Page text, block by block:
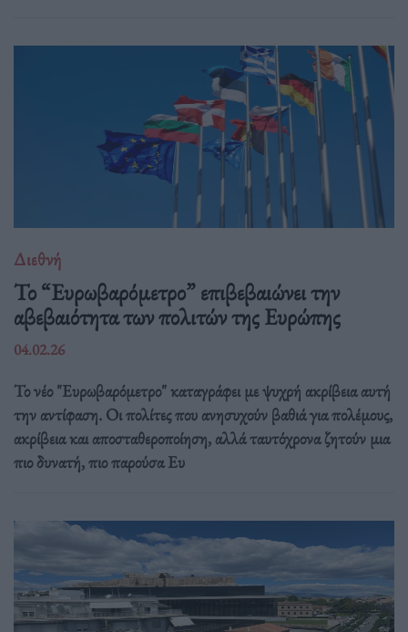
Διεθνή
Το “Ευρωβαρόμετρο” επιβεβαιώνει την
αβεβαιότητα των πολιτών της Ευρώπης
04.02.26
Το νέο "Ευρωβαρόμετρο" καταγράφει με ψυχρή ακρίβεια αυτή
την αντίφαση. Oι πολίτες που ανησυχούν βαθιά για πολέμους,
ακρίβεια και αποσταθεροποίηση, αλλά ταυτόχρονα ζητούν μια
πιο δυνατή, πιο παρούσα Ευ